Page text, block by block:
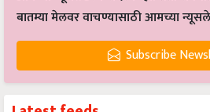
बातम्या मेलवर वाचण्यासाठी आमच्या
Subscribe